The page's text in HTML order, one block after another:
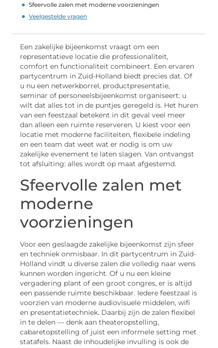
Sfeervolle zalen met moderne voorzieningen
Veelgestelde vragen
Een zakelijke bijeenkomst vraagt om een
representatieve locatie die professionaliteit,
comfort en functionaliteit combineert. Een ervaren
partycentrum in Zuid-Holland biedt precies dat. Of
u nu een netwerkborrel, productpresentatie,
seminar of personeelsbijeenkomst organiseert: u
wilt dat alles tot in de puntjes geregeld is. Het huren
van een feestzaal betekent in dit geval veel meer
dan alleen een ruimte reserveren. U kiest voor een
locatie met moderne faciliteiten, flexibele indeling
en een team dat weet wat er nodig is om uw
zakelijke evenement te laten slagen. Van ontvangst
tot afsluiting: alles wordt op maat afgestemd.
Sfeervolle zalen met
moderne
voorzieningen
Voor een geslaagde zakelijke bijeenkomst zijn sfeer
en techniek onmisbaar. In dit partycentrum in Zuid-
Holland vindt u diverse zalen die volledig naar wens
kunnen worden ingericht. Of u nu een kleine
vergadering plant of een groot congres, er is altijd
een passende ruimte beschikbaar. Iedere feestzaal is
voorzien van moderne audiovisuele middelen, wifi
en presentatietechniek. Daarbij zijn de zalen flexibel
in te delen — denk aan theateropstelling,
cabaretopstelling of juist een informele setting met
statafels. Naast de inhoudelijke invulling is ook de